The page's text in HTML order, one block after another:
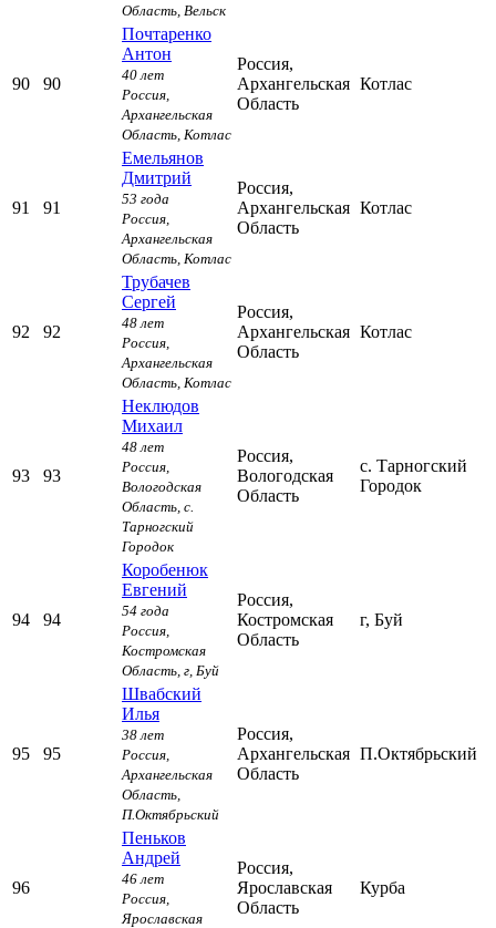
Область, Вельск
90 90
Почтаренко
Антон
40 лет
Россия,
Архангельская
Область, Котлас
Россия,
Архангельская
Область
Котлас
91 91
Емельянов
Дмитрий
53 года
Россия,
Архангельская
Область, Котлас
Россия,
Архангельская
Область
Котлас
92 92
Трубачев
Сергей
48 лет
Россия,
Архангельская
Область, Котлас
Россия,
Архангельская
Область
Котлас
93 93
Неклюдов
Михаил
48 лет
Россия,
Вологодская
Область, с.
Тарногский
Городок
Россия,
Вологодская
Область
с. Тарногский
Городок
94 94
Коробенюк
Евгений
54 года
Россия,
Костромская
Область, г, Буй
Россия,
Костромская
Область
г, Буй
95 95
Швабский
Илья
38 лет
Россия,
Архангельская
Область,
П.Октябрьский
Россия,
Архангельская
Область
П.Октябрьский
96
Пеньков
Андрей
46 лет
Россия,
Ярославская
Россия,
Ярославская
Область
Курба